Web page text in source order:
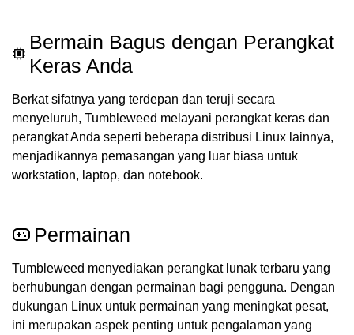
Bermain Bagus dengan Perangkat
Keras Anda
Berkat sifatnya yang terdepan dan teruji secara
menyeluruh, Tumbleweed melayani perangkat keras dan
perangkat Anda seperti beberapa distribusi Linux lainnya,
menjadikannya pemasangan yang luar biasa untuk
workstation, laptop, dan notebook.
Permainan
Tumbleweed menyediakan perangkat lunak terbaru yang
berhubungan dengan permainan bagi pengguna. Dengan
dukungan Linux untuk permainan yang meningkat pesat,
ini merupakan aspek penting untuk pengalaman yang